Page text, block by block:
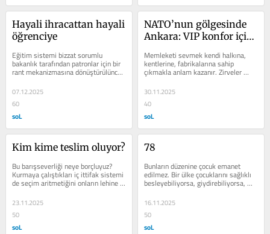
Hayali ihracattan hayali
öğrenciye
Eğitim sistemi bizzat sorumlu
bakanlık tarafından patronlar için bir
rant mekanizmasına dönüştürülünce
öğrenciliğin de “hayalisi” peyda
oluyor.
07.12.2025
60
soL
NATO’nun gölgesinde
Ankara: VIP konfor için
Memleketi sevmek kendi halkına,
kentlerine, fabrikalarına sahip
çıkmakla anlam kazanır. Zirveler
gelip geçer ama geride kentin
hafızasına...
30.11.2025
40
soL
Kim kime teslim oluyor?
Bu barışseverliği neye borçluyuz?
Kurmaya çalıştıkları iç ittifak sistemi
de seçim aritmetiğini onların lehine
değiştiremiyorsa neden bu ısrar?
23.11.2025
50
soL
78
Bunların düzenine çocuk emanet
edilmez. Bir ülke çocuklarını sağlıklı
besleyebiliyorsa, giydirebiliyorsa,
uygun şartlarda eğitim...
16.11.2025
50
soL